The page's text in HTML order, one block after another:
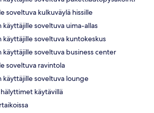
soveltuva kulkuväylä hissille
käyttäjille soveltuva uima-allas
käyttäjille soveltuva kuntokeskus
käyttäjille soveltuva business center
soveltuva ravintola
käyttäjille soveltuva lounge
käytävillä